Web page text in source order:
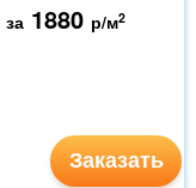
за 1880 р/м2
Заказать